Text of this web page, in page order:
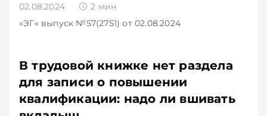
02.08.2024 2 мин
«ЭГ» выпуск №57(2751) от 02.08.2024
В трудовой книжке нет раздела
для записи о повышении
квалификации: надо ли вшивать